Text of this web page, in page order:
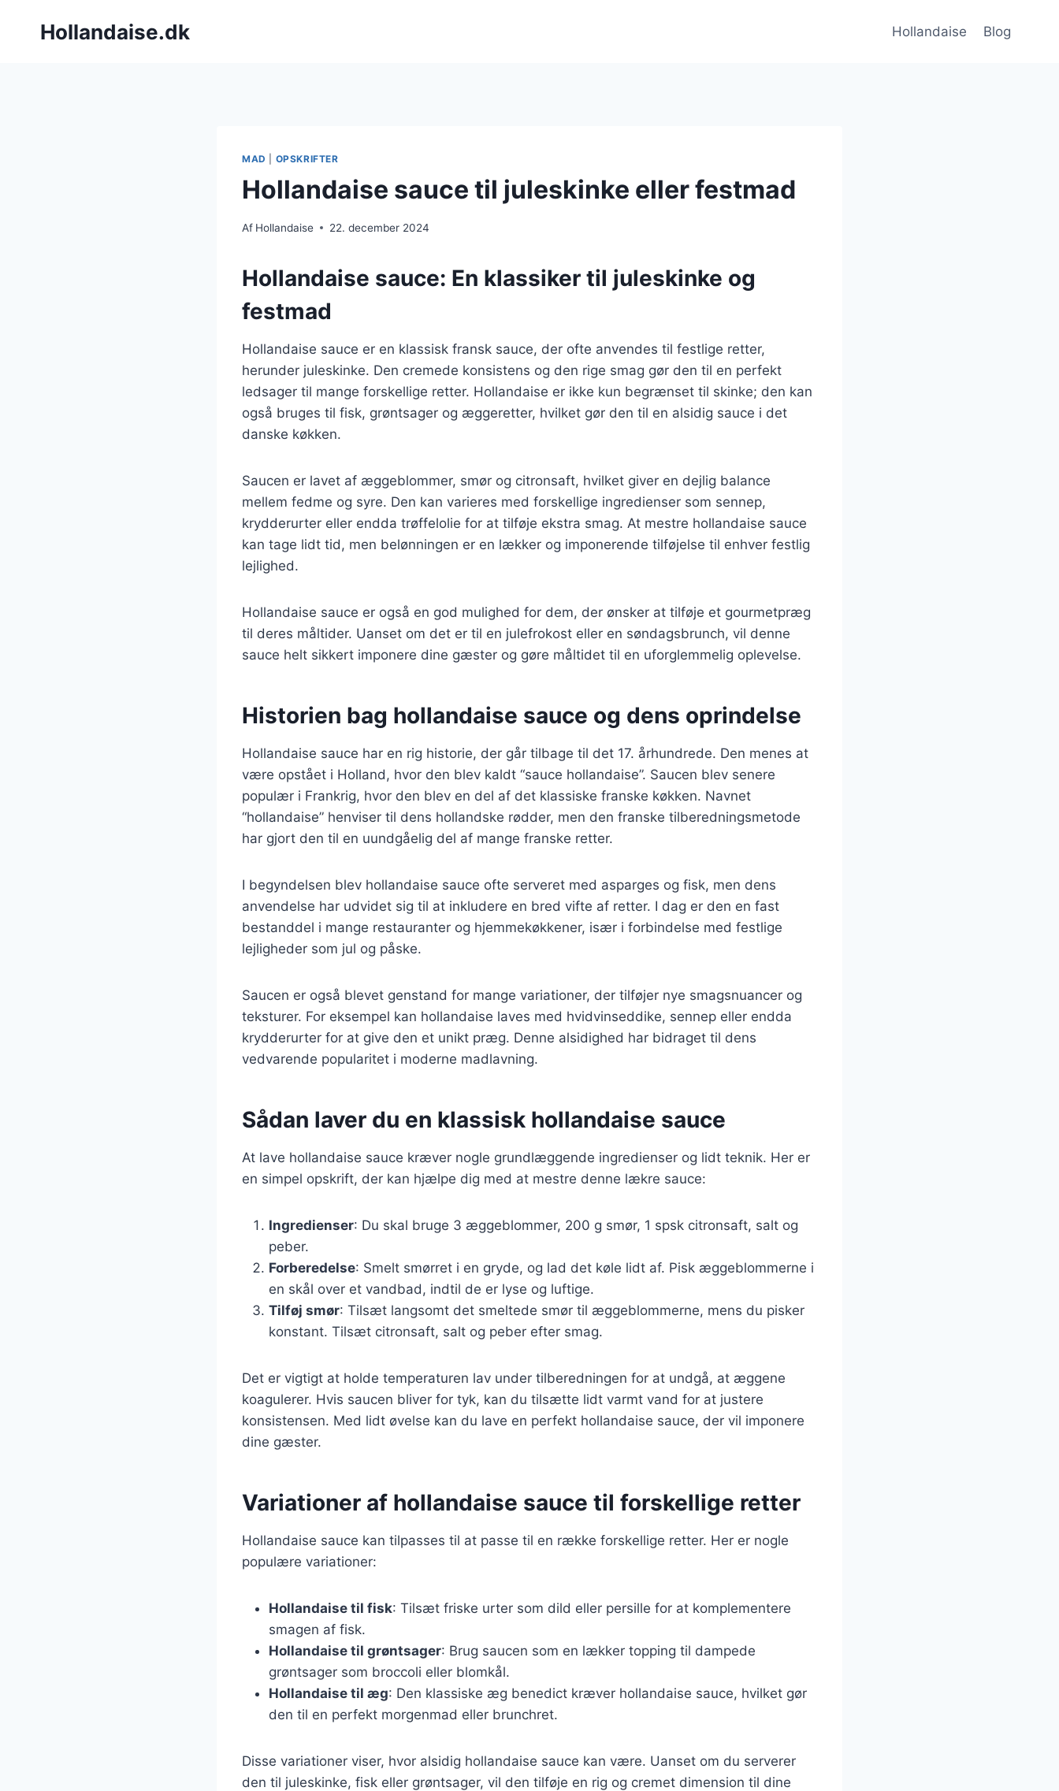
Hollandaise.dk Hollandaise Blog
MAD OPSKRIFTER
Hollandaise sauce til juleskinke eller festmad
Af Hollandaise 22. december 2024
Hollandaise sauce: En klassiker til juleskinke og
festmad
Hollandaise sauce er en klassisk fransk sauce, der ofte anvendes til festlige retter,
herunder juleskinke. Den cremede konsistens og den rige smag gør den til en perfekt
ledsager til mange forskellige retter. Hollandaise er ikke kun begrænset til skinke; den kan
også bruges til fisk, grøntsager og æggeretter, hvilket gør den til en alsidig sauce i det
danske køkken.
Saucen er lavet af æggeblommer, smør og citronsaft, hvilket giver en dejlig balance
mellem fedme og syre. Den kan varieres med forskellige ingredienser som sennep,
krydderurter eller endda trøffelolie for at tilføje ekstra smag. At mestre hollandaise sauce
kan tage lidt tid, men belønningen er en lækker og imponerende tilføjelse til enhver festlig
lejlighed.
Hollandaise sauce er også en god mulighed for dem, der ønsker at tilføje et gourmetpræg
til deres måltider. Uanset om det er til en julefrokost eller en søndagsbrunch, vil denne
sauce helt sikkert imponere dine gæster og gøre måltidet til en uforglemmelig oplevelse.
Historien bag hollandaise sauce og dens oprindelse
Hollandaise sauce har en rig historie, der går tilbage til det 17. århundrede. Den menes at
være opstået i Holland, hvor den blev kaldt “sauce hollandaise”. Saucen blev senere
populær i Frankrig, hvor den blev en del af det klassiske franske køkken. Navnet
“hollandaise” henviser til dens hollandske rødder, men den franske tilberedningsmetode
har gjort den til en uundgåelig del af mange franske retter.
I begyndelsen blev hollandaise sauce ofte serveret med asparges og fisk, men dens
anvendelse har udvidet sig til at inkludere en bred vifte af retter. I dag er den en fast
bestanddel i mange restauranter og hjemmekøkkener, især i forbindelse med festlige
lejligheder som jul og påske.
Saucen er også blevet genstand for mange variationer, der tilføjer nye smagsnuancer og
teksturer. For eksempel kan hollandaise laves med hvidvinseddike, sennep eller endda
krydderurter for at give den et unikt præg. Denne alsidighed har bidraget til dens
vedvarende popularitet i moderne madlavning.
Sådan laver du en klassisk hollandaise sauce
At lave hollandaise sauce kræver nogle grundlæggende ingredienser og lidt teknik. Her er
en simpel opskrift, der kan hjælpe dig med at mestre denne lækre sauce:
Ingredienser: Du skal bruge 3 æggeblommer, 200 g smør, 1 spsk citronsaft, salt og
peber.
Forberedelse: Smelt smørret i en gryde, og lad det køle lidt af. Pisk æggeblommerne i
en skål over et vandbad, indtil de er lyse og luftige.
Tilføj smør: Tilsæt langsomt det smeltede smør til æggeblommerne, mens du pisker
konstant. Tilsæt citronsaft, salt og peber efter smag.
Det er vigtigt at holde temperaturen lav under tilberedningen for at undgå, at æggene
koagulerer. Hvis saucen bliver for tyk, kan du tilsætte lidt varmt vand for at justere
konsistensen. Med lidt øvelse kan du lave en perfekt hollandaise sauce, der vil imponere
dine gæster.
Variationer af hollandaise sauce til forskellige retter
Hollandaise sauce kan tilpasses til at passe til en række forskellige retter. Her er nogle
populære variationer:
Hollandaise til fisk: Tilsæt friske urter som dild eller persille for at komplementere
smagen af fisk.
Hollandaise til grøntsager: Brug saucen som en lækker topping til dampede
grøntsager som broccoli eller blomkål.
Hollandaise til æg: Den klassiske æg benedict kræver hollandaise sauce, hvilket gør
den til en perfekt morgenmad eller brunchret.
Disse variationer viser, hvor alsidig hollandaise sauce kan være. Uanset om du serverer
den til juleskinke, fisk eller grøntsager, vil den tilføje en rig og cremet dimension til dine